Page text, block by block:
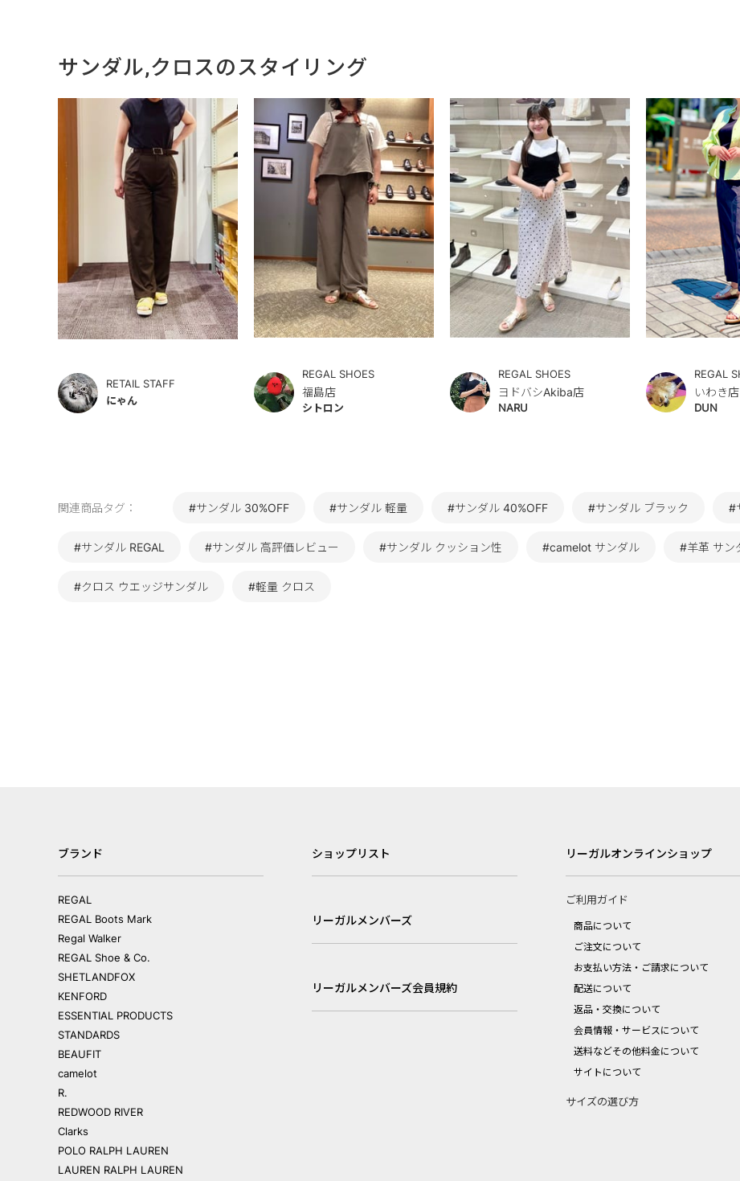
サンダル,クロスのスタイリング
RETAIL STAFF
にゃん
REGAL SHOES
福島店
シトロン
REGAL SHOES
ヨドバシAkiba店
NARU
REGAL
いわき店
DUN
関連商品タグ： #サンダル 30%OFF #サンダル 軽量 #サンダル 40%OFF #サンダル ブラック #
#サンダル REGAL #サンダル 高評価レビュー #サンダル クッション性 #camelot サンダル #羊革 サン
#クロス ウエッジサンダル #軽量 クロス
ブランド
REGAL
REGAL Boots Mark
Regal Walker
REGAL Shoe & Co.
SHETLANDFOX
KENFORD
ESSENTIAL PRODUCTS
STANDARDS
BEAUFIT
camelot
R.
REDWOOD RIVER
Clarks
POLO RALPH LAUREN
LAUREN RALPH LAUREN
ショップリスト
リーガルメンバーズ
リーガルメンバーズ会員規約
リーガルオンラインショップ
ご利用ガイド
商品について
ご注文について
お支払い方法・ご請求について
配送について
返品・交換について
会員情報・サービスについて
送料などその他料金について
サイトについて
サイズの選び方